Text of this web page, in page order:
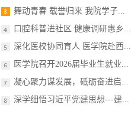
舞动青春 载誉归来 我院学子...
口腔科普进社区 健康调研惠乡...
深化医校协同育人 医学院赴西...
医学院召开2026届毕业生就业...
凝心聚力谋发展，砥砺奋进启...
深学细悟习近平党建思想---建...